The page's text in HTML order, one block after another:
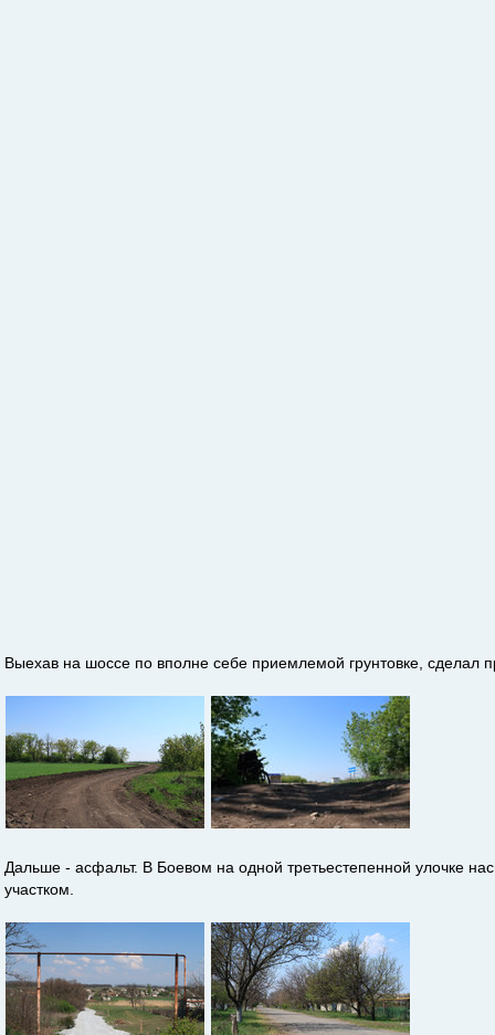
Выехав на шоссе по вполне себе приемлемой грунтовке, сделал
Дальше - асфальт. В Боевом на одной третьестепенной улочке
участком.